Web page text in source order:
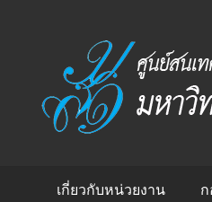
สนเทศ
แนะแนว
การ
ศึกษา
อาชีพ
เกี่ยวกับหน่วยงาน